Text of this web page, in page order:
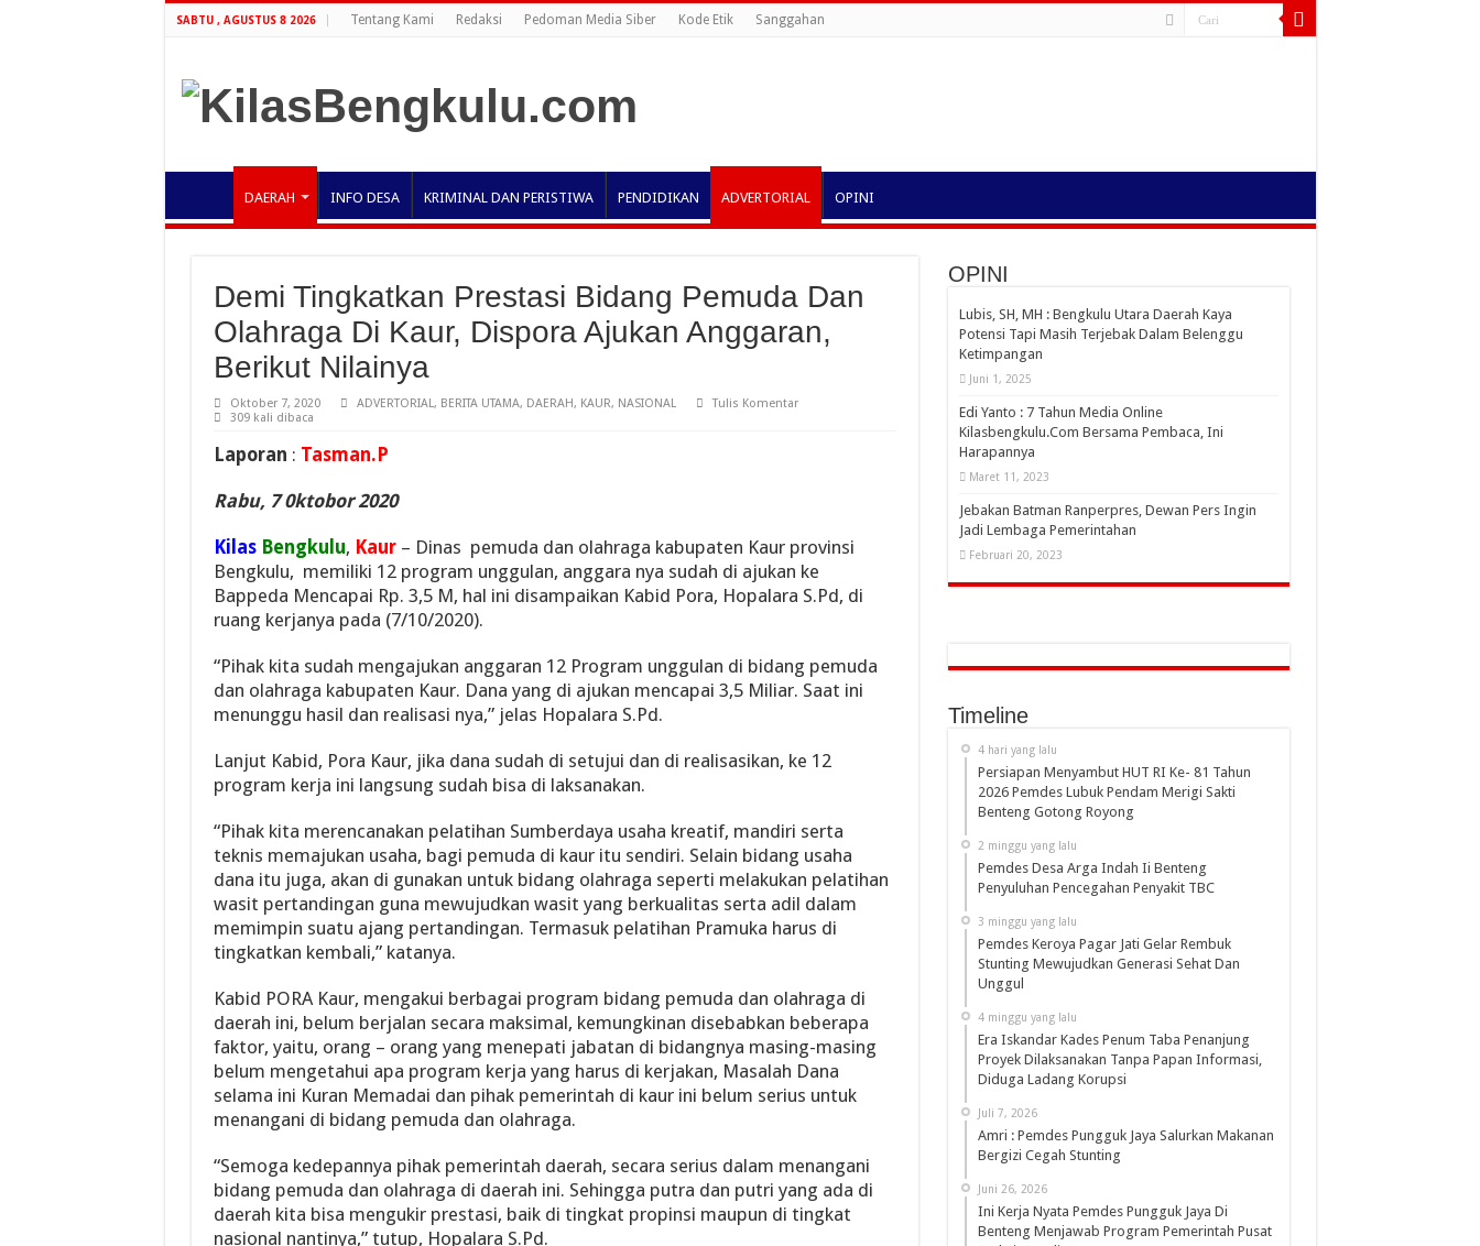
SABTU , AGUSTUS 8 2026 Tentang Kami Redaksi Pedoman Media Siber Kode Etik Sanggahan
DAERAH INFO DESA KRIMINAL DAN PERISTIWA PENDIDIKAN ADVERTORIAL OPINI
Demi Tingkatkan Prestasi Bidang Pemuda Dan
Olahraga Di Kaur, Dispora Ajukan Anggaran,
Berikut Nilainya
Oktober 7, 2020 ADVERTORIAL, BERITA UTAMA, DAERAH, KAUR, NASIONAL
Tulis Komentar
309 kali dibaca
Laporan : Tasman.P
Rabu, 7 0ktobor 2020
Kilas Bengkulu, Kaur– Dinas pemuda dan olahraga kabupaten Kaur provinsi
Bengkulu, memiliki 12 program unggulan, anggara nya sudah di ajukan ke
Bappeda Mencapai Rp. 3,5 M, hal ini disampaikan Kabid Pora, Hopalara S.Pd, di
ruang kerjanya pada (7/10/2020).
“Pihak kita sudah mengajukan anggaran 12 Program unggulan di bidang pemuda
dan olahraga kabupaten Kaur. Dana yang di ajukan mencapai 3,5 Miliar. Saat ini
menunggu hasil dan realisasi nya,” jelas Hopalara S.Pd.
Lanjut Kabid, Pora Kaur, jika dana sudah di setujui dan di realisasikan, ke 12
program kerja ini langsung sudah bisa di laksanakan.
“Pihak kita merencanakan pelatihan Sumberdaya usaha kreatif, mandiri serta
teknis memajukan usaha, bagi pemuda di kaur itu sendiri. Selain bidang usaha
dana itu juga, akan di gunakan untuk bidang olahraga seperti melakukan pelatihan
wasit pertandingan guna mewujudkan wasit yang berkualitas serta adil dalam
memimpin suatu ajang pertandingan. Termasuk pelatihan Pramuka harus di
tingkatkan kembali,” katanya.
Kabid PORA Kaur, mengakui berbagai program bidang pemuda dan olahraga di
daerah ini, belum berjalan secara maksimal, kemungkinan disebabkan beberapa
faktor, yaitu, orang – orang yang menepati jabatan di bidangnya masing-masing
belum mengetahui apa program kerja yang harus di kerjakan, Masalah Dana
selama ini Kuran Memadai dan pihak pemerintah di kaur ini belum serius untuk
menangani di bidang pemuda dan olahraga.
“Semoga kedepannya pihak pemerintah daerah, secara serius dalam menangani
bidang pemuda dan olahraga di daerah ini. Sehingga putra dan putri yang ada di
daerah kita bisa mengukir prestasi, baik di tingkat propinsi maupun di tingkat
nasional nantinya,” tutup, Hopalara S.Pd.
OPINI
Lubis, SH, MH : Bengkulu Utara Daerah Kaya
Potensi Tapi Masih Terjebak Dalam Belenggu
Ketimpangan
Juni 1, 2025
Edi Yanto : 7 Tahun Media Online
Kilasbengkulu.Com Bersama Pembaca, Ini
Harapannya
Maret 11, 2023
Jebakan Batman Ranperpres, Dewan Pers Ingin
Jadi Lembaga Pemerintahan
Februari 20, 2023
Timeline
4 hari yang lalu
Persiapan Menyambut HUT RI Ke- 81 Tahun
2026 Pemdes Lubuk Pendam Merigi Sakti
Benteng Gotong Royong
2 minggu yang lalu
Pemdes Desa Arga Indah Ii Benteng
Penyuluhan Pencegahan Penyakit TBC
3 minggu yang lalu
Pemdes Keroya Pagar Jati Gelar Rembuk
Stunting Mewujudkan Generasi Sehat Dan
Unggul
4 minggu yang lalu
Era Iskandar Kades Penum Taba Penanjung
Proyek Dilaksanakan Tanpa Papan Informasi,
Diduga Ladang Korupsi
Juli 7, 2026
Amri : Pemdes Pungguk Jaya Salurkan Makanan
Bergizi Cegah Stunting
Juni 26, 2026
Ini Kerja Nyata Pemdes Pungguk Jaya Di
Benteng Menjawab Program Pemerintah Pusat